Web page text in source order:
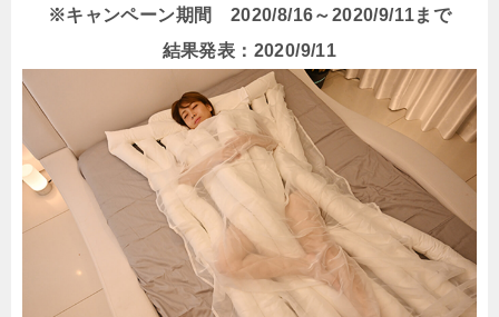
※キャンペーン期間 2020/8/16～2020/9/11まで
結果発表：2020/9/11